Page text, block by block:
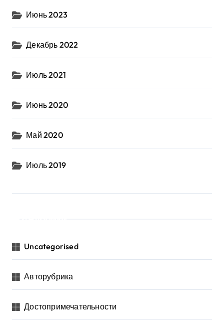
Июнь 2023
Декабрь 2022
Июль 2021
Июнь 2020
Май 2020
Июль 2019
Uncategorised
Авторубрика
Достопримечательности